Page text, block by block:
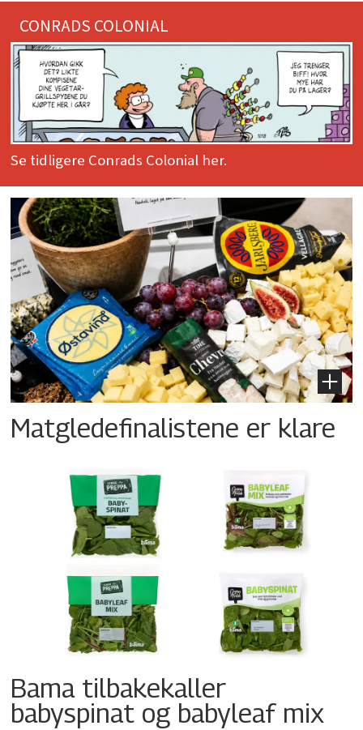
CONRADS COLONIAL
Se tidligere Conrads Colonial her.
Matgledefinalistene er klare
Bama tilbakekaller
babyspinat og babyleaf mix